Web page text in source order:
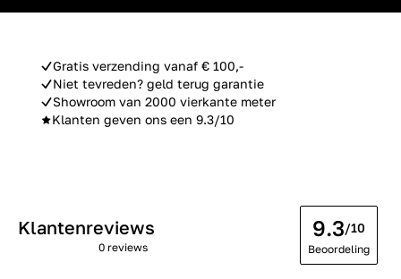
Gratis verzending vanaf € 100,-
Niet tevreden? geld terug garantie
Showroom van 2000 vierkante meter
Klanten geven ons een 9.3/10
Klantenreviews
0 reviews
9.3/10
Beoordeling